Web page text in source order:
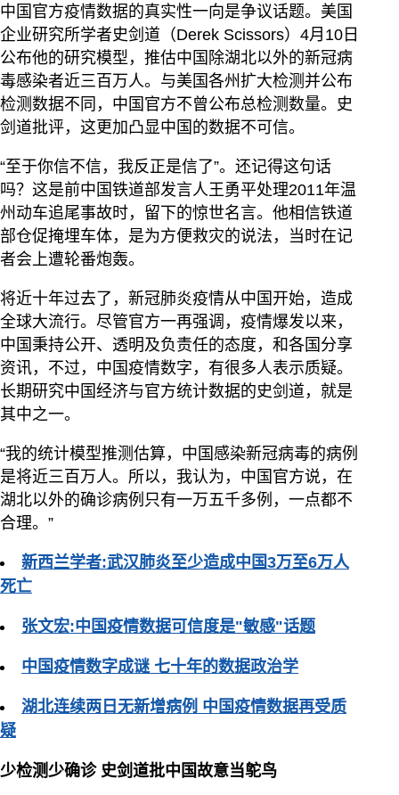
中国官方疫情数据的真实性一向是争议话题。美国
企业研究所学者史剑道（Derek Scissors）4月10日
公布他的研究模型，推估中国除湖北以外的新冠病
毒感染者近三百万人。与美国各州扩大检测并公布
检测数据不同，中国官方不曾公布总检测数量。史
剑道批评，这更加凸显中国的数据不可信。
“至于你信不信，我反正是信了”。还记得这句话
吗？这是前中国铁道部发言人王勇平处理2011年温
州动车追尾事故时，留下的惊世名言。他相信铁道
部仓促掩埋车体，是为方便救灾的说法，当时在记
者会上遭轮番炮轰。
将近十年过去了，新冠肺炎疫情从中国开始，造成
全球大流行。尽管官方一再强调，疫情爆发以来，
中国秉持公开、透明及负责任的态度，和各国分享
资讯，不过，中国疫情数字，有很多人表示质疑。
长期研究中国经济与官方统计数据的史剑道，就是
其中之一。
“我的统计模型推测估算，中国感染新冠病毒的病例
是将近三百万人。所以，我认为，中国官方说，在
湖北以外的确诊病例只有一万五千多例，一点都不
合理。”
新西兰学者:武汉肺炎至少造成中国3万至6万人
死亡
张文宏:中国疫情数据可信度是"敏感"话题
中国疫情数字成谜 七十年的数据政治学
湖北连续两日无新增病例 中国疫情数据再受质
疑
少检测少确诊 史剑道批中国故意当鸵鸟